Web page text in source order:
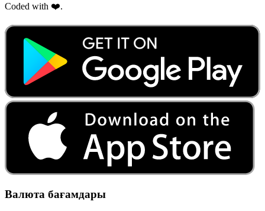
Coded with ❤️.
Валюта бағамдары